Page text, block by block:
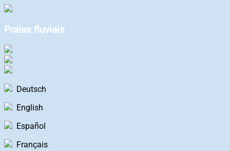
Praias fluviais
Deutsch
English
Español
Français